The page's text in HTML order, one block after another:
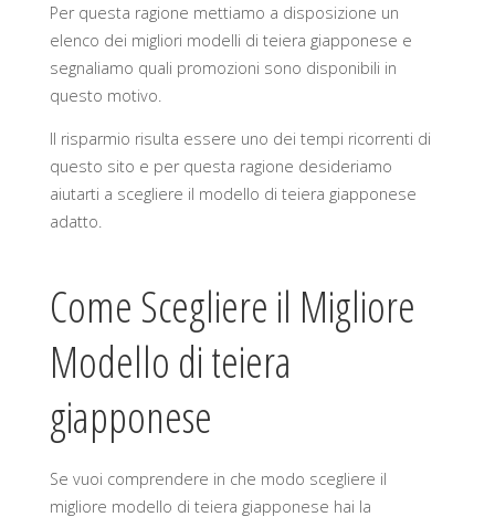
Per questa ragione mettiamo a disposizione un
elenco dei migliori modelli di teiera giapponese e
segnaliamo quali promozioni sono disponibili in
questo motivo.
Il risparmio risulta essere uno dei tempi ricorrenti di
questo sito e per questa ragione desideriamo
aiutarti a scegliere il modello di teiera giapponese
adatto.
Come Scegliere il Migliore
Modello di teiera
giapponese
Se vuoi comprendere in che modo scegliere il
migliore modello di teiera giapponese hai la